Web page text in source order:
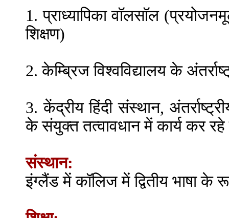
1. प्राध्यापिका वॉलसॉल
शिक्षण)
2. केम्ब्रिज विश्वविद्यालय के
3. केंद्रीय हिंदी संस्थान,
के संयुक्त तत्वावधान में कार्य कर
संस्थान:
इंग्लैंड में कॉलिज में द्वितीय भाषा